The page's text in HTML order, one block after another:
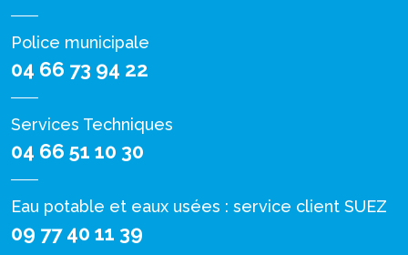
Police municipale
04 66 73 94 22
Services Techniques
04 66 51 10 30
Eau potable et eaux usées : service client SUEZ
09 77 40 11 39